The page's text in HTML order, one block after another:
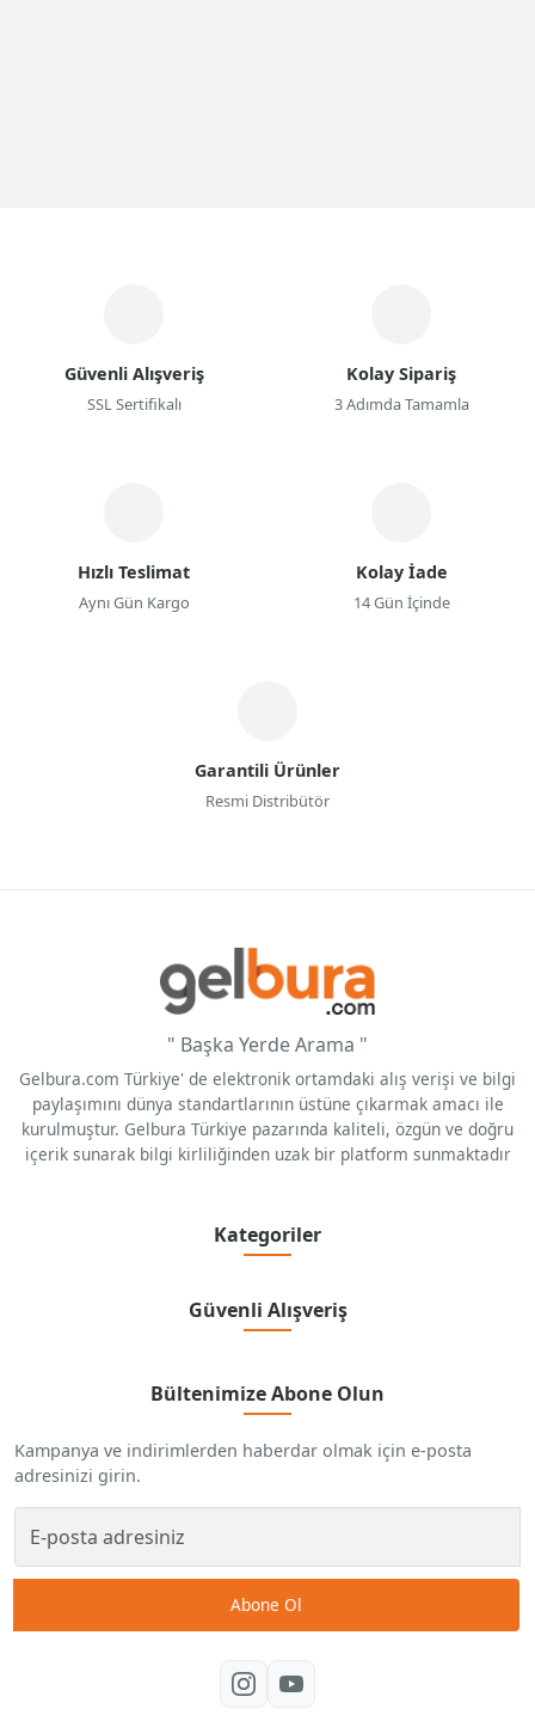
Güvenli Alışveriş
SSL Sertifikalı
Kolay Sipariş
3 Adımda Tamamla
Hızlı Teslimat
Aynı Gün Kargo
Kolay İade
14 Gün İçinde
Garantili Ürünler
Resmi Distribütör
" Başka Yerde Arama "
Gelbura.com Türkiye' de elektronik ortamdaki alış verişi ve bilgi
paylaşımını dünya standartlarının üstüne çıkarmak amacı ile
kurulmuştur. Gelbura Türkiye pazarında kaliteli, özgün ve doğru
içerik sunarak bilgi kirliliğinden uzak bir platform sunmaktadır
Kategoriler
Güvenli Alışveriş
Bültenimize Abone Olun
Kampanya ve indirimlerden haberdar olmak için e-posta
adresinizi girin.
Abone Ol